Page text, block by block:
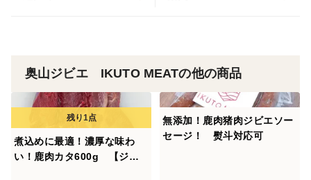
奥山ジビエ IKUTO MEATの他の商品
煮込めに最適！濃厚な味わ
い！鹿肉カタ600g 【ジビ
無添加！鹿肉猪肉ジビエソー
セージ！ 熨斗対応可